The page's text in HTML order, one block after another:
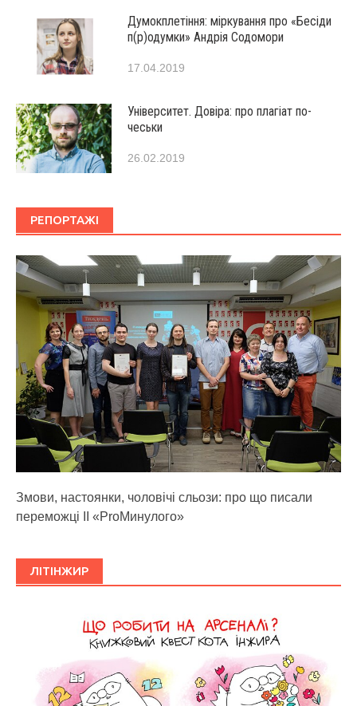
Думокплетіння: міркування про «Бесіди
п(р)одумки» Андрія Содомори
17.04.2019
Університет. Довіра: про плагіат по-
чеськи
26.02.2019
РЕПОРТАЖІ
Змови, настоянки, чоловічі сльози: про що писали
переможці ІІ «ProМинулого»
ЛІТІНЖИР